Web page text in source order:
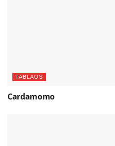
TABLAOS
Cardamomo